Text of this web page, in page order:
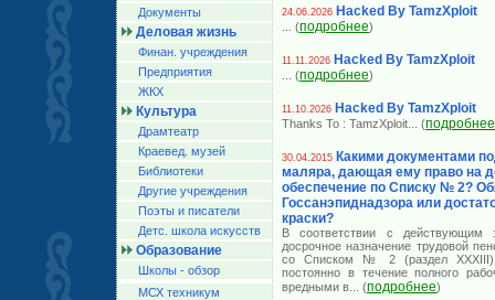
Документы
Деловая жизнь
Финан. учреждения
Предприятия
ЖКХ
Культура
Драмтеатр
Краевед. музей
Библиотеки
Другие учреждения
Поэты и писатели
Детс. школа искусств
Образование
Школы - обзор
МСХ техникум
24.06.2026 Hacked By TamzXploit
... (подробнее)
11.11.2026 Hacked By TamzXploit
... (подробнее)
11.10.2026 Hacked By TamzXploit
Thanks To : TamzXploit ... (подробнее
30.04.2015 Какими документами
маляра, дающая ему право на
обеспечение по Списку № 2?
Госсанэпиднадзора или
краски?
В соответствии с действующим
досрочное назначение трудовой
со Списком № 2 (раздел XXXIII)
постоянно в течение полного
вредными в ... (подробнее)